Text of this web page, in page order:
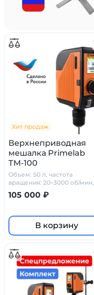
Хит продаж
Верхнеприводная
мешалка Primelab
ТМ-100
Объем: 50 л, частота
вращения: 20–3000 об/мин,
вязкость: 60 000 мПа*с
105 000 ₽
В корзину